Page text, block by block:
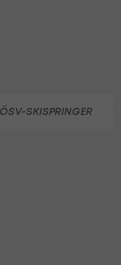
ÖSV-SKISPRINGER